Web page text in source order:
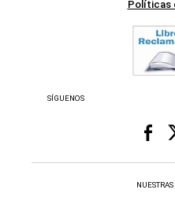
Políticas
SÍGUENOS